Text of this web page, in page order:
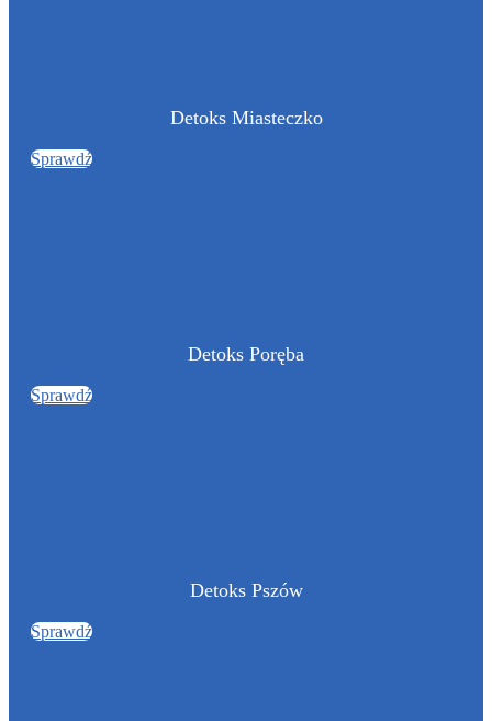
Detoks Miasteczko
Sprawdź
Detoks Poręba
Sprawdź
Detoks Pszów
Sprawdź